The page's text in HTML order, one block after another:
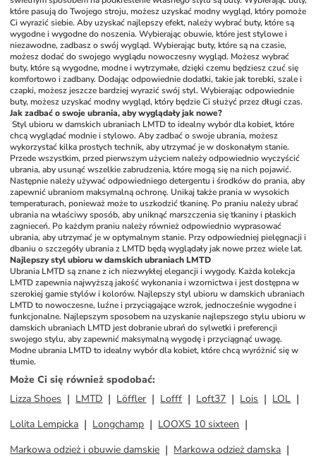
które pasują do Twojego stroju, możesz uzyskać modny wygląd, który pomoże
Ci wyrazić siebie. Aby uzyskać najlepszy efekt, należy wybrać buty, które są
wygodne i wygodne do noszenia. Wybierając obuwie, które jest stylowe i
niezawodne, zadbasz o swój wygląd. Wybierając buty, które są na czasie,
możesz dodać do swojego wyglądu nowoczesny wygląd. Możesz wybrać
buty, które są wygodne, modne i wytrzymałe, dzięki czemu będziesz czuć się
komfortowo i zadbany. Dodając odpowiednie dodatki, takie jak torebki, szale i
czapki, możesz jeszcze bardziej wyrazić swój styl. Wybierając odpowiednie
buty, możesz uzyskać modny wygląd, który będzie Ci służyć przez długi czas.
Jak zadbać o swoje ubrania, aby wyglądały jak nowe?
Styl ubioru w damskich ubraniach LMTD to idealny wybór dla kobiet, które
chcą wyglądać modnie i stylowo. Aby zadbać o swoje ubrania, możesz
wykorzystać kilka prostych technik, aby utrzymać je w doskonałym stanie.
Przede wszystkim, przed pierwszym użyciem należy odpowiednio wyczyścić
ubrania, aby usunąć wszelkie zabrudzenia, które mogą się na nich pojawić.
Następnie należy używać odpowiedniego detergentu i środków do prania, aby
zapewnić ubraniom maksymalną ochronę. Unikaj także prania w wysokich
temperaturach, ponieważ może to uszkodzić tkaninę. Po praniu należy ubrać
ubrania na właściwy sposób, aby uniknąć marszczenia się tkaniny i płaskich
zagnieceń. Po każdym praniu należy również odpowiednio wyprasować
ubrania, aby utrzymać je w optymalnym stanie. Przy odpowiedniej pielęgnacji i
dbaniu o szczegóły ubrania z LMTD będą wyglądały jak nowe przez wiele lat.
Najlepszy styl ubioru w damskich ubraniach LMTD
Ubrania LMTD są znane z ich niezwykłej elegancji i wygody. Każda kolekcja
LMTD zapewnia najwyższą jakość wykonania i wzornictwa i jest dostępna w
szerokiej gamie stylów i kolorów. Najlepszy styl ubioru w damskich ubraniach
LMTD to nowoczesne, luźne i przyciągające wzrok, jednocześnie wygodne i
funkcjonalne. Najlepszym sposobem na uzyskanie najlepszego stylu ubioru w
damskich ubraniach LMTD jest dobranie ubrań do sylwetki i preferencji
swojego stylu, aby zapewnić maksymalną wygodę i przyciągnąć uwagę.
Modne ubrania LMTD to idealny wybór dla kobiet, które chcą wyróżnić się w
tłumie.
Może Ci się również spodobać:
Lizza Shoes
LMTD Löffler Lofff Loft37 Lois
LOL
Lolita Lempicka
Longchamp
LOOXS 10 sixteen
Markowa odzież i obuwie damskie
Markowa odzież damska